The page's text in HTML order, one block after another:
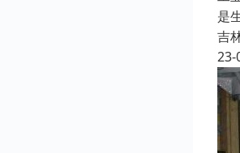
是
吉
23-